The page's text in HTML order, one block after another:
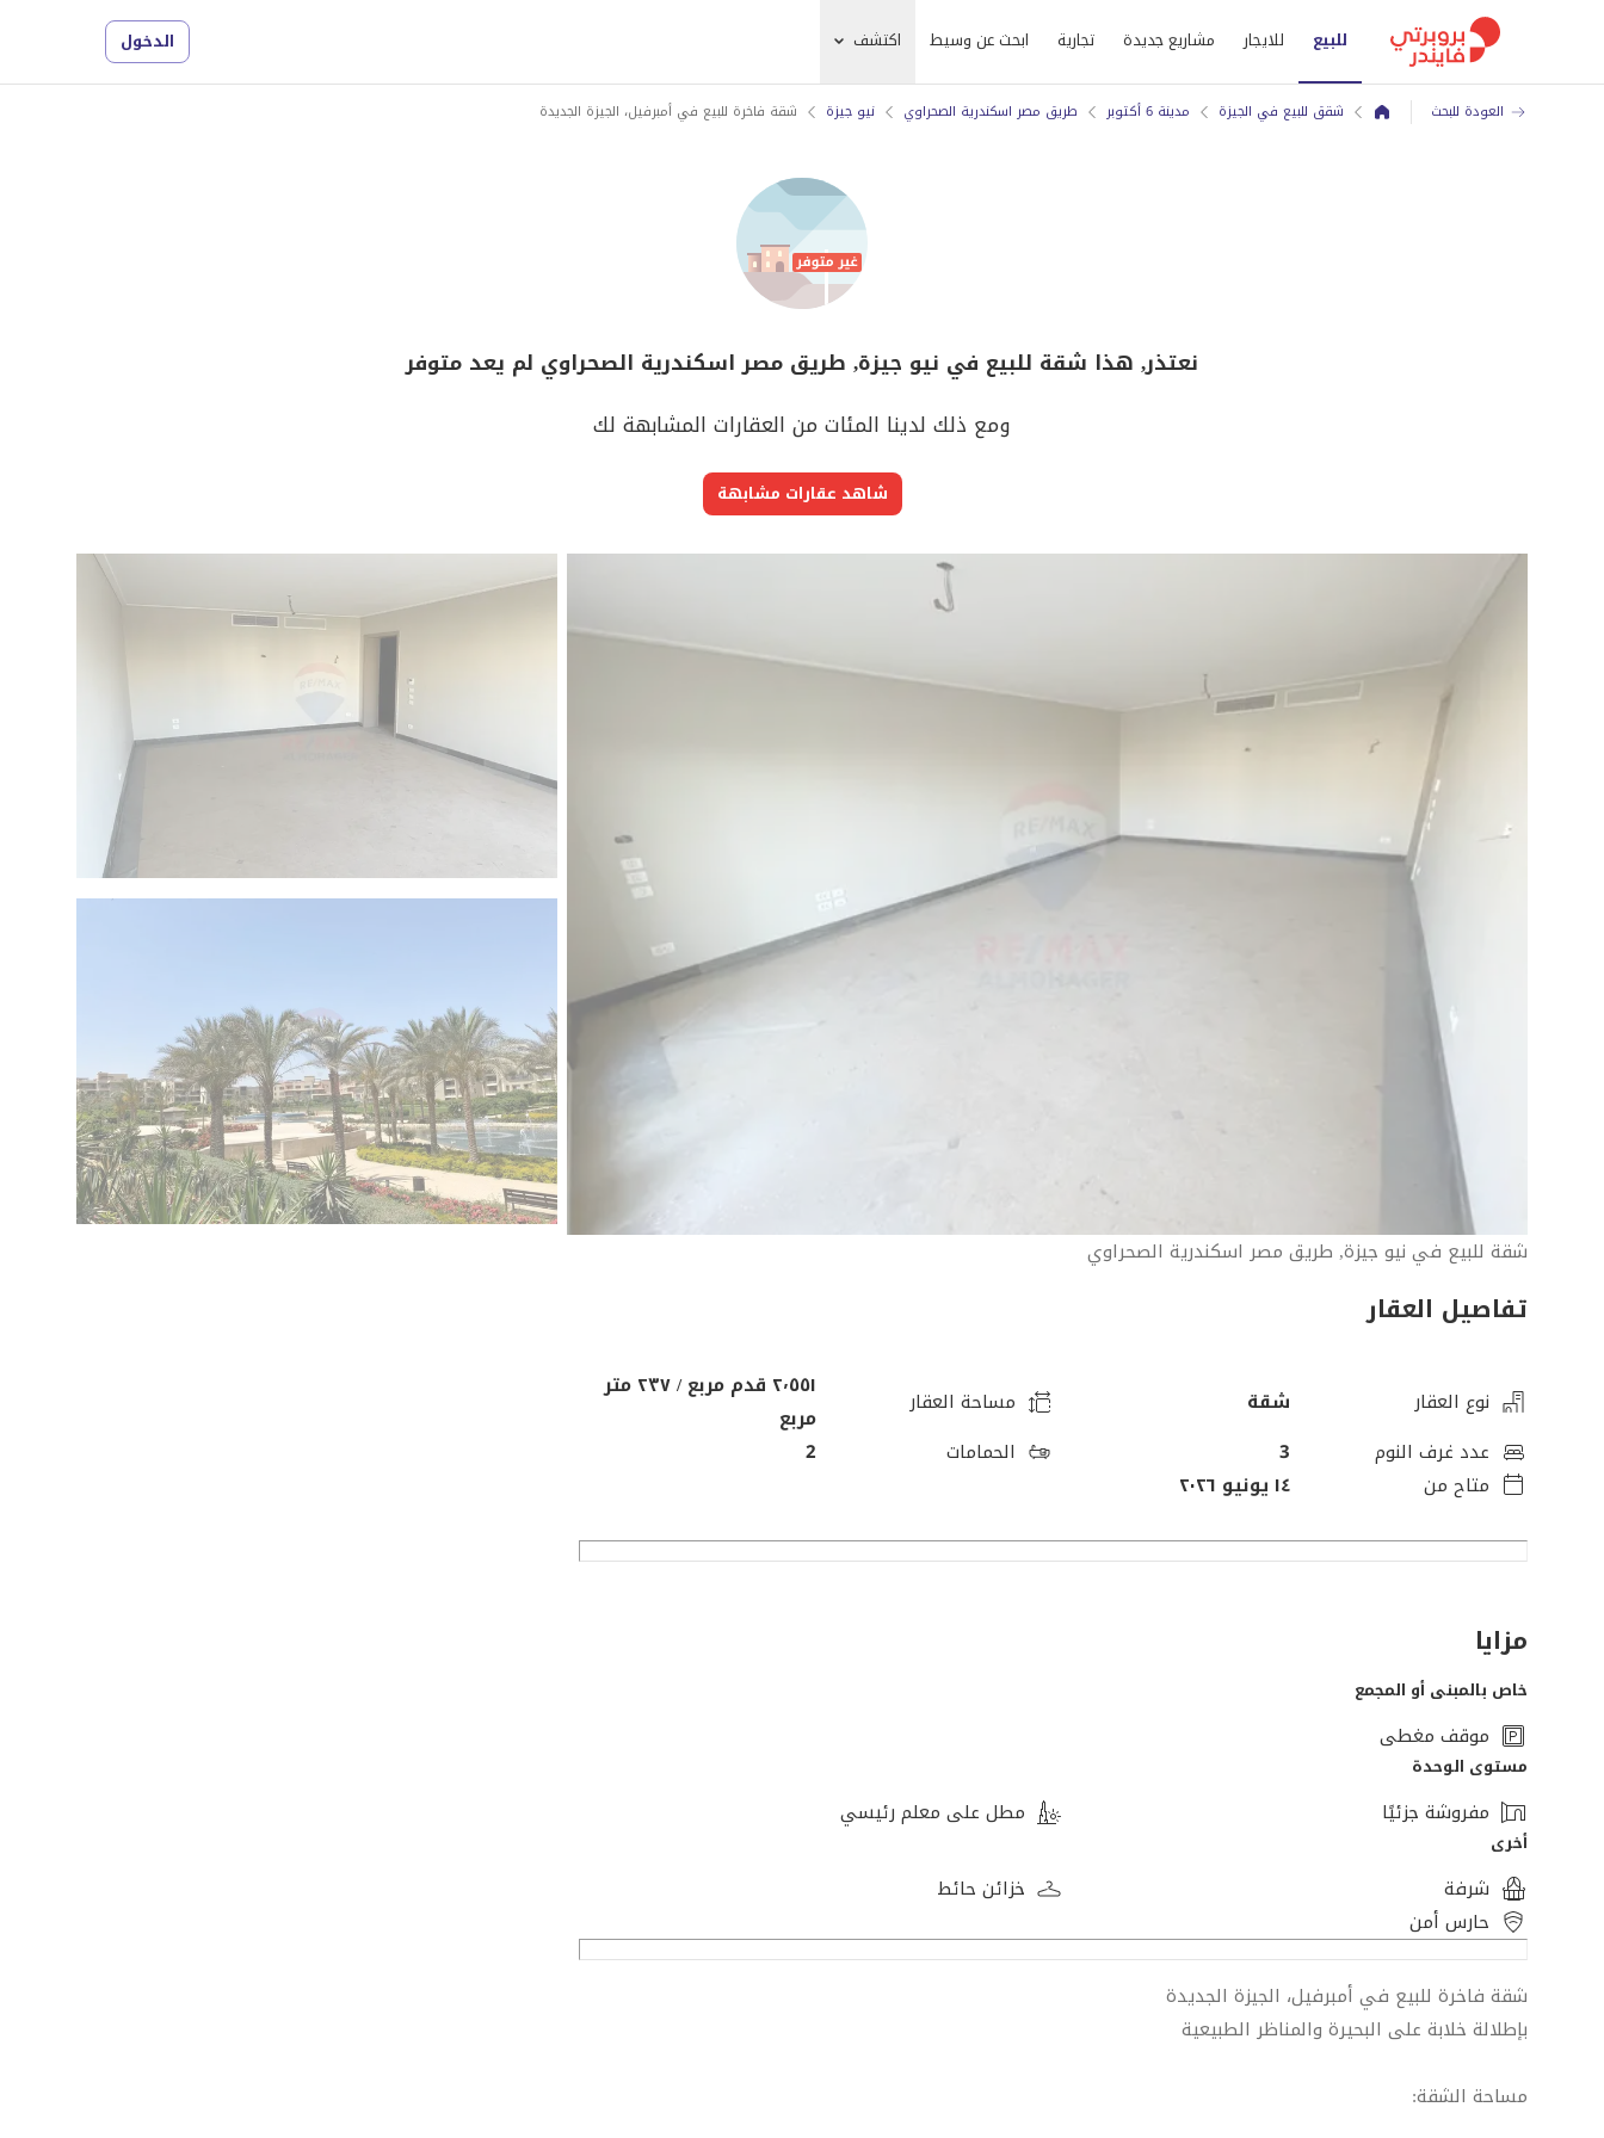
للبيع للايجار مشاريع جديدة تجارية ابحث عن وسيط اكتشف الدخول
العودة للبحث شقق للبيع في الجيزة مدينة 6 أكتوبر طريق مصر اسكندرية الصحراوي نيو جيزة شقة فاخرة للبيع في أمبرفيل، الجيزة الجديدة
نعتذر, هذا شقة للبيع في نيو جيزة, طريق مصر اسكندرية الصحراوي لم يعد متوفر
ومع ذلك لدينا المئات من العقارات المشابهة لك
شاهد عقارات مشابهة
شقة للبيع في نيو جيزة, طريق مصر اسكندرية الصحراوي
تفاصيل العقار
نوع العقار شقة مساحة العقار
٢٬٥٥١ قدم مربع / ٢٣٧ متر
مربع
عدد غرف النوم
3 الحمامات
2
متاح من
١٤ يونيو ٢٠٢٦
مزايا
خاص بالمبنى أو المجمع
موقف مغطى
مستوى الوحدة
مفروشة جزئيًا مطل على معلم رئيسي
أخرى
شرفة
خزائن حائط
حارس أمن
شقة فاخرة للبيع في أمبرفيل، الجيزة الجديدة
بإطلالة خلابة على البحيرة والمناظر الطبيعية
مساحة الشقة: